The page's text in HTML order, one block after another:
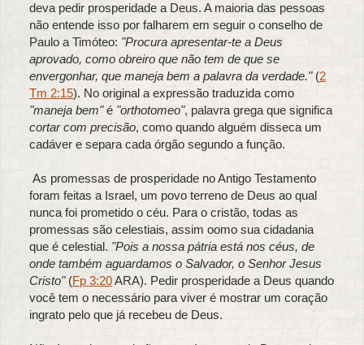
deva pedir prosperidade a Deus. A maioria das pessoas
não entende isso por falharem em seguir o conselho de
Paulo a Timóteo: "Procura apresentar-te a Deus
aprovado, como obreiro que não tem de que se
envergonhar, que maneja bem a palavra da verdade." (2
Tm 2:15). No original a expressão traduzida como
"maneja bem"é "orthotomeo", palavra grega que significa
cortar com precisão, como quando alguém disseca um
cadáver e separa cada órgão segundo a função.
As promessas de prosperidade no Antigo Testamento
foram feitas a Israel, um povo terreno de Deus ao qual
nunca foi prometido o céu. Para o cristão, todas as
promessas são celestiais, assim oomo sua cidadania
que é celestial. "Pois a nossa pátria está nos céus, de
onde também aguardamos o Salvador, o Senhor Jesus
Cristo"(Fp 3:20ARA). Pedir prosperidade a Deus quando
você tem o necessário para viver é mostrar um coração
ingrato pelo que já recebeu de Deus.